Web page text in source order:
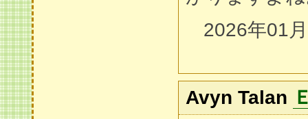
2026年01
Avyn Talan